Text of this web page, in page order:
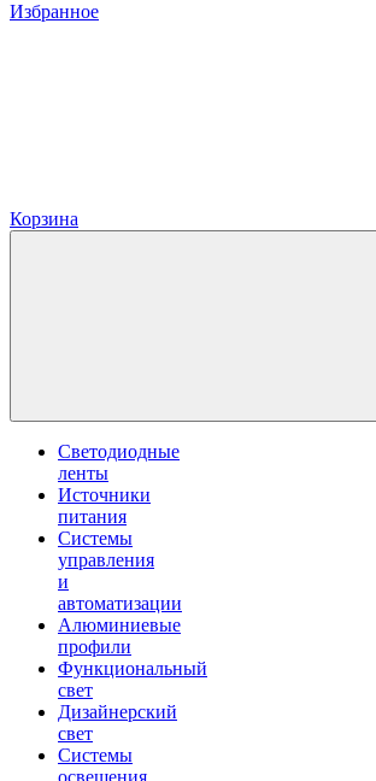
Избранное
Корзина
Светодиодные
ленты
Источники
питания
Системы
управления
и
автоматизации
Алюминиевые
профили
Функциональный
свет
Дизайнерский
свет
Системы
освещения